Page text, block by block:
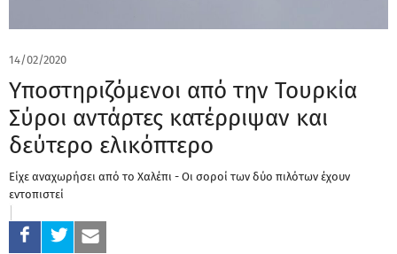
14/02/2020
Υποστηριζόμενοι από την Τουρκία
Σύροι αντάρτες κατέρριψαν και
δεύτερο ελικόπτερο
Είχε αναχωρήσει από το Χαλέπι - Οι σοροί των δύο πιλότων έχουν
εντοπιστεί